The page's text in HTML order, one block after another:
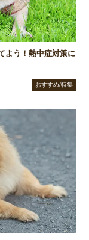
よう！熱中症対策に
おすすめ/特集